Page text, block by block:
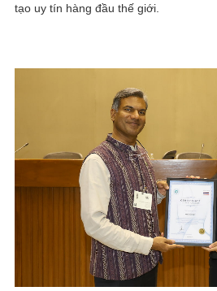
tạo uy tín hàng đầu thế giới.